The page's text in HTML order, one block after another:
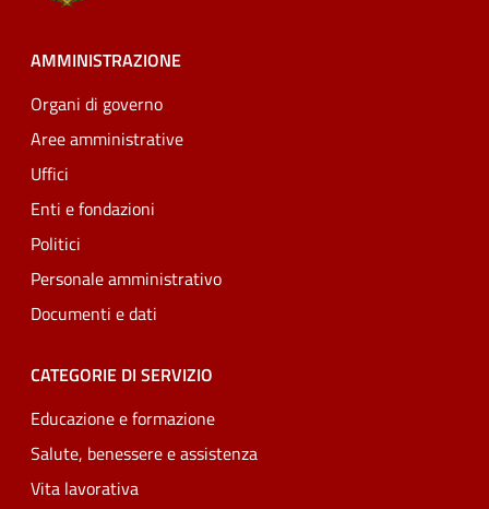
AMMINISTRAZIONE
Organi di governo
Aree amministrative
Uffici
Enti e fondazioni
Politici
Personale amministrativo
Documenti e dati
CATEGORIE DI SERVIZIO
Educazione e formazione
Salute, benessere e assistenza
Vita lavorativa